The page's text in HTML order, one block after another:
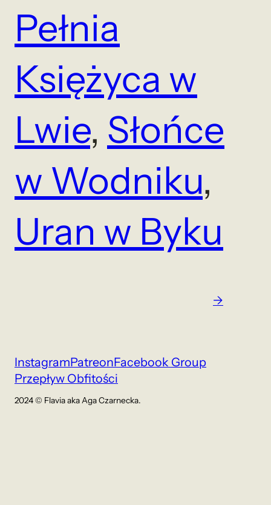
Pełnia
Księżyca w
Lwie, Słońce
w Wodniku
Uran w Byku
→
InstagramPatreonFacebook Group
Przepływ Obfitości
2024 © Flavia aka Aga Czarnecka.